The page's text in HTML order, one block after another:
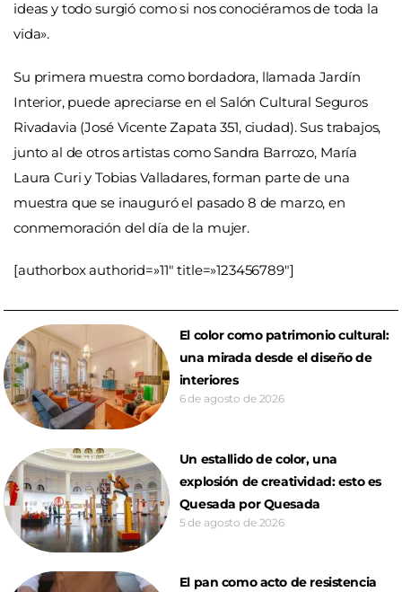
ideas y todo surgió como si nos conociéramos de toda la
vida».
Su primera muestra como bordadora, llamada Jardín
Interior, puede apreciarse en el Salón Cultural Seguros
Rivadavia (José Vicente Zapata 351, ciudad). Sus trabajos,
junto al de otros artistas como Sandra Barrozo, María
Laura Curi y Tobias Valladares, forman parte de una
muestra que se inauguró el pasado 8 de marzo, en
conmemoración del día de la mujer.
[authorbox authorid=»11″ title=»123456789″]
El color como patrimonio cultural:
una mirada desde el diseño de
interiores
6 de agosto de 2026
Un estallido de color, una
explosión de creatividad: esto es
Quesada por Quesada
5 de agosto de 2026
El pan como acto de resistencia